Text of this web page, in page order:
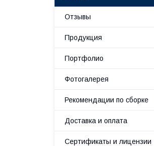
Отзывы
Продукция
Портфолио
Фотогалерея
Рекомендации по сборке
Доставка и оплата
Сертификаты и лицензии